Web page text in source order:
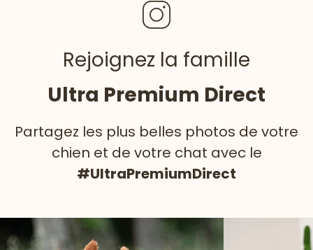
Rejoignez la famille
Ultra Premium Direct
Partagez les plus belles photos de votre
chien et de votre chat avec le
#UltraPremiumDirect